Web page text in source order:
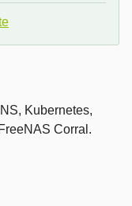
Kubernetes,
Corral.